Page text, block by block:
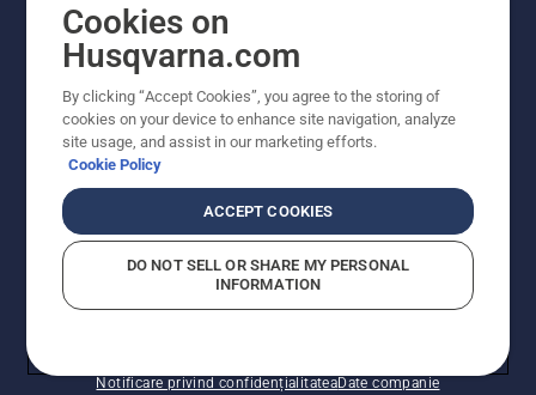
© Husqvarna AB (publ). Toate drepturile rezervate.
Prețurile prezentate includ TVA și sunt prețuri
recomandate pentru comercializarea cu amănuntul.
Husqvarna își rezervă dreptul de a face modificări în
Notificare privind confidențialitateaDate companie
Cookies on
Husqvarna.com
By clicking “Accept Cookies”, you agree to the storing of
cookies on your device to enhance site navigation, analyze
site usage, and assist in our marketing efforts.
Cookie Policy
ACCEPT COOKIES
DO NOT SELL OR SHARE MY PERSONAL
INFORMATION